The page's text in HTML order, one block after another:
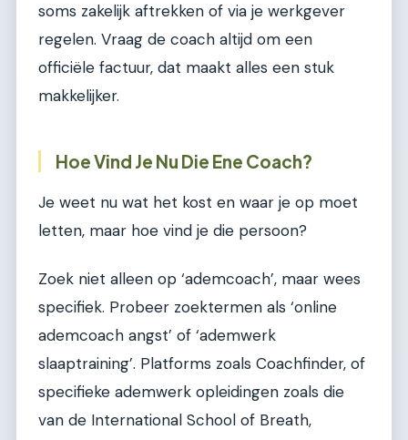
soms zakelijk aftrekken of via je werkgever
regelen. Vraag de coach altijd om een
officiële factuur, dat maakt alles een stuk
makkelijker.
Hoe Vind Je Nu Die Ene Coach?
Je weet nu wat het kost en waar je op moet
letten, maar hoe vind je die persoon?
Zoek niet alleen op ‘ademcoach’, maar wees
specifiek. Probeer zoektermen als ‘online
ademcoach angst’ of ‘ademwerk
slaaptraining’. Platforms zoals Coachfinder, of
specifieke ademwerk opleidingen zoals die
van de International School of Breath,